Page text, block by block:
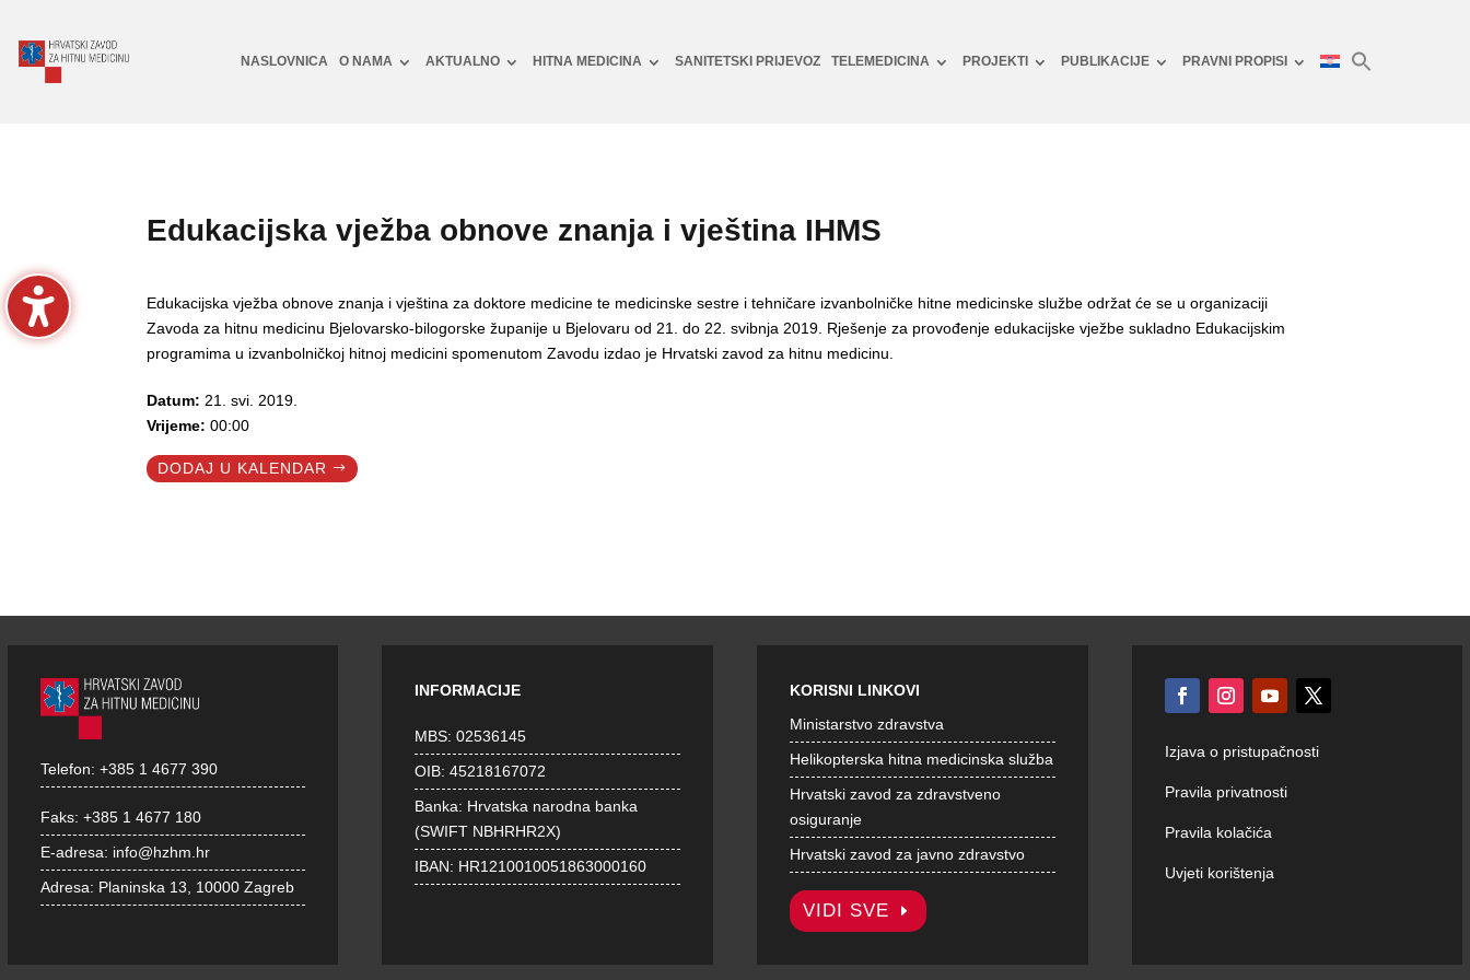
NASLOVNICA O NAMA AKTUALNO HITNA MEDICINA SANITETSKI PRIJEVOZ TELEMEDICINA PROJEKTI PUBLIKACIJE PRAVNI PROPISI
Edukacijska vježba obnove znanja i vještina IHMS
Edukacijska vježba obnove znanja i vještina za doktore medicine te medicinske sestre i tehničare izvanbolničke hitne medicinske službe održat će se u organizaciji
Zavoda za hitnu medicinu Bjelovarsko-bilogorske županije u Bjelovaru od 21. do 22. svibnja 2019. Rješenje za provođenje edukacijske vježbe sukladno Edukacijskim
programima u izvanbolničkoj hitnoj medicini spomenutom Zavodu izdao je Hrvatski zavod za hitnu medicinu.
Datum: 21. svi. 2019.
Vrijeme:00:00
DODAJ U KALENDAR
Telefon: +385 1 4677 390
Faks: +385 1 4677 180
E-adresa: info@hzhm.hr
Adresa: Planinska 13, 10000 Zagreb
INFORMACIJE
MBS: 02536145
OIB: 45218167072
Banka: Hrvatska narodna banka
(SWIFT NBHRHR2X)
IBAN: HR1210010051863000160
KORISNI LINKOVI
Ministarstvo zdravstva
Helikopterska hitna medicinska služba
Hrvatski zavod za zdravstveno
osiguranje
Hrvatski zavod za javno zdravstvo
VIDI SVE
Izjava o pristupačnosti
Pravila privatnosti
Pravila kolačića
Uvjeti korištenja